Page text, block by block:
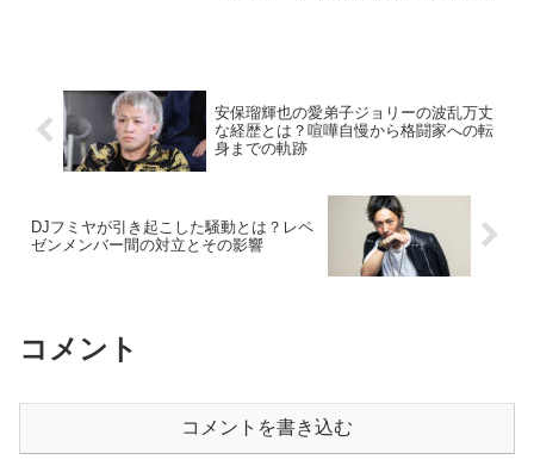
安保瑠輝也の愛弟子ジョリーの波乱万丈
な経歴とは？喧嘩自慢から格闘家への転
身までの軌跡
DJフミヤが引き起こした騒動とは？レペ
ゼンメンバー間の対立とその影響
コメント
コメントを書き込む